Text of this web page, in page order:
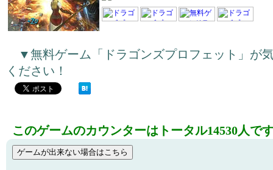
▼無料ゲーム「ドラゴンズプロフェット」が
ください！
このゲームのカウンターはトータル14530人で